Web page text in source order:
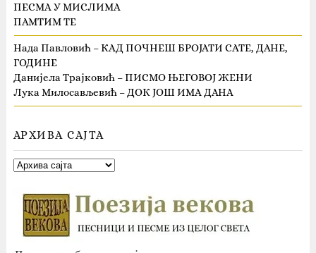
ПЕСМА У МИСЛИМА
ПАМТИМ ТЕ
Нада Павловић – КАД ПОЧНЕШ БРОЈАТИ САТЕ, ДАНЕ,
ГОДИНЕ
Данијела Трајковић – ПИСМО ЊЕГОВОЈ ЖЕНИ
Лука Милосављевић – ДОК ЈОШ ИМА ДАНА
АРХИВА САЈТА